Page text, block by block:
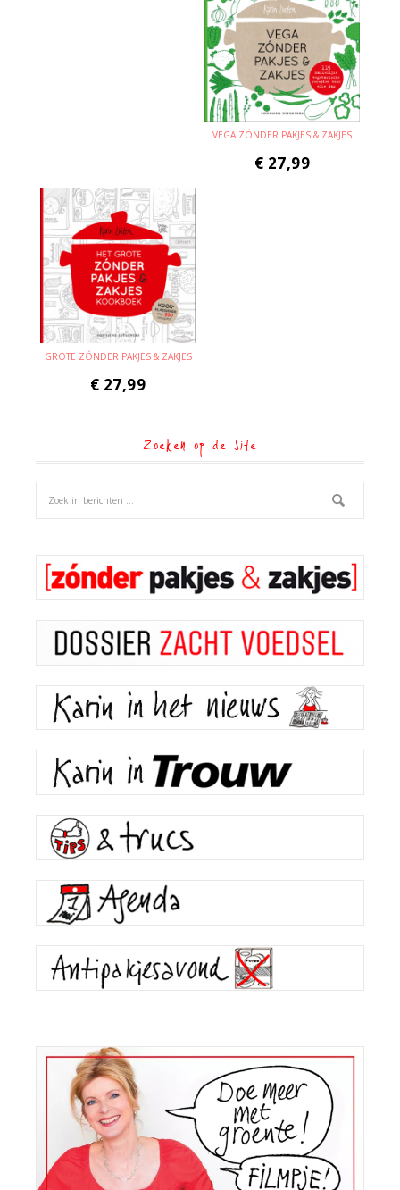
VEGA ZÓNDER PAKJES & ZAKJES
€ 27,99
GROTE ZÓNDER PAKJES & ZAKJES
€ 27,99
Zoeken op de site